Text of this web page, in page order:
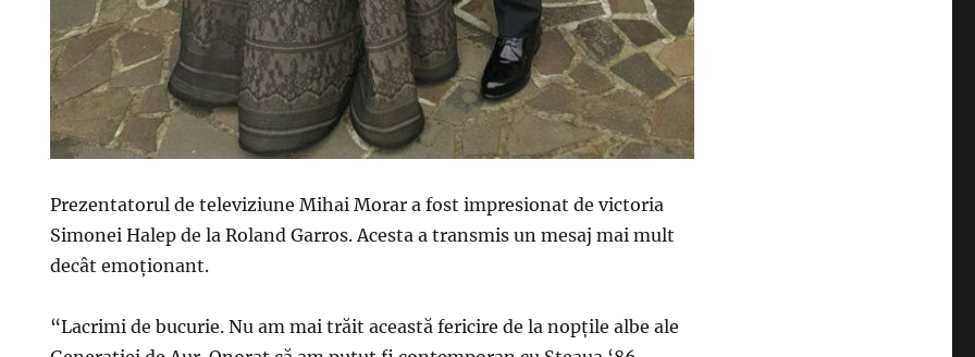
Prezentatorul de televiziune Mihai Morar a fost impresionat de victoria
Simonei Halep de la Roland Garros. Acesta a transmis un mesaj mai mult
decât emoționant.
“Lacrimi de bucurie. Nu am mai trăit această fericire de la nopțile albe ale